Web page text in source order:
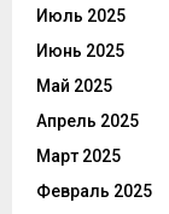
Июль 2025
Июнь 2025
Май 2025
Апрель 2025
Март 2025
Февраль 2025